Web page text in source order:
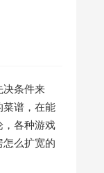
决条件来
菜谱，在能
，各种游戏
么扩宽的